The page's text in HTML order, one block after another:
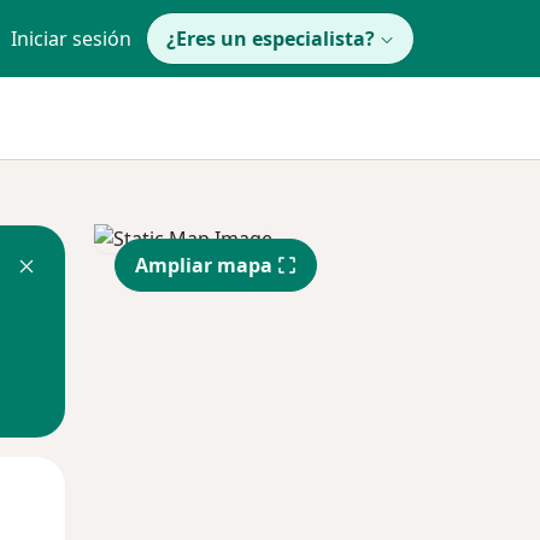
Iniciar sesión ¿Eres un especialista?
Ampliar mapa